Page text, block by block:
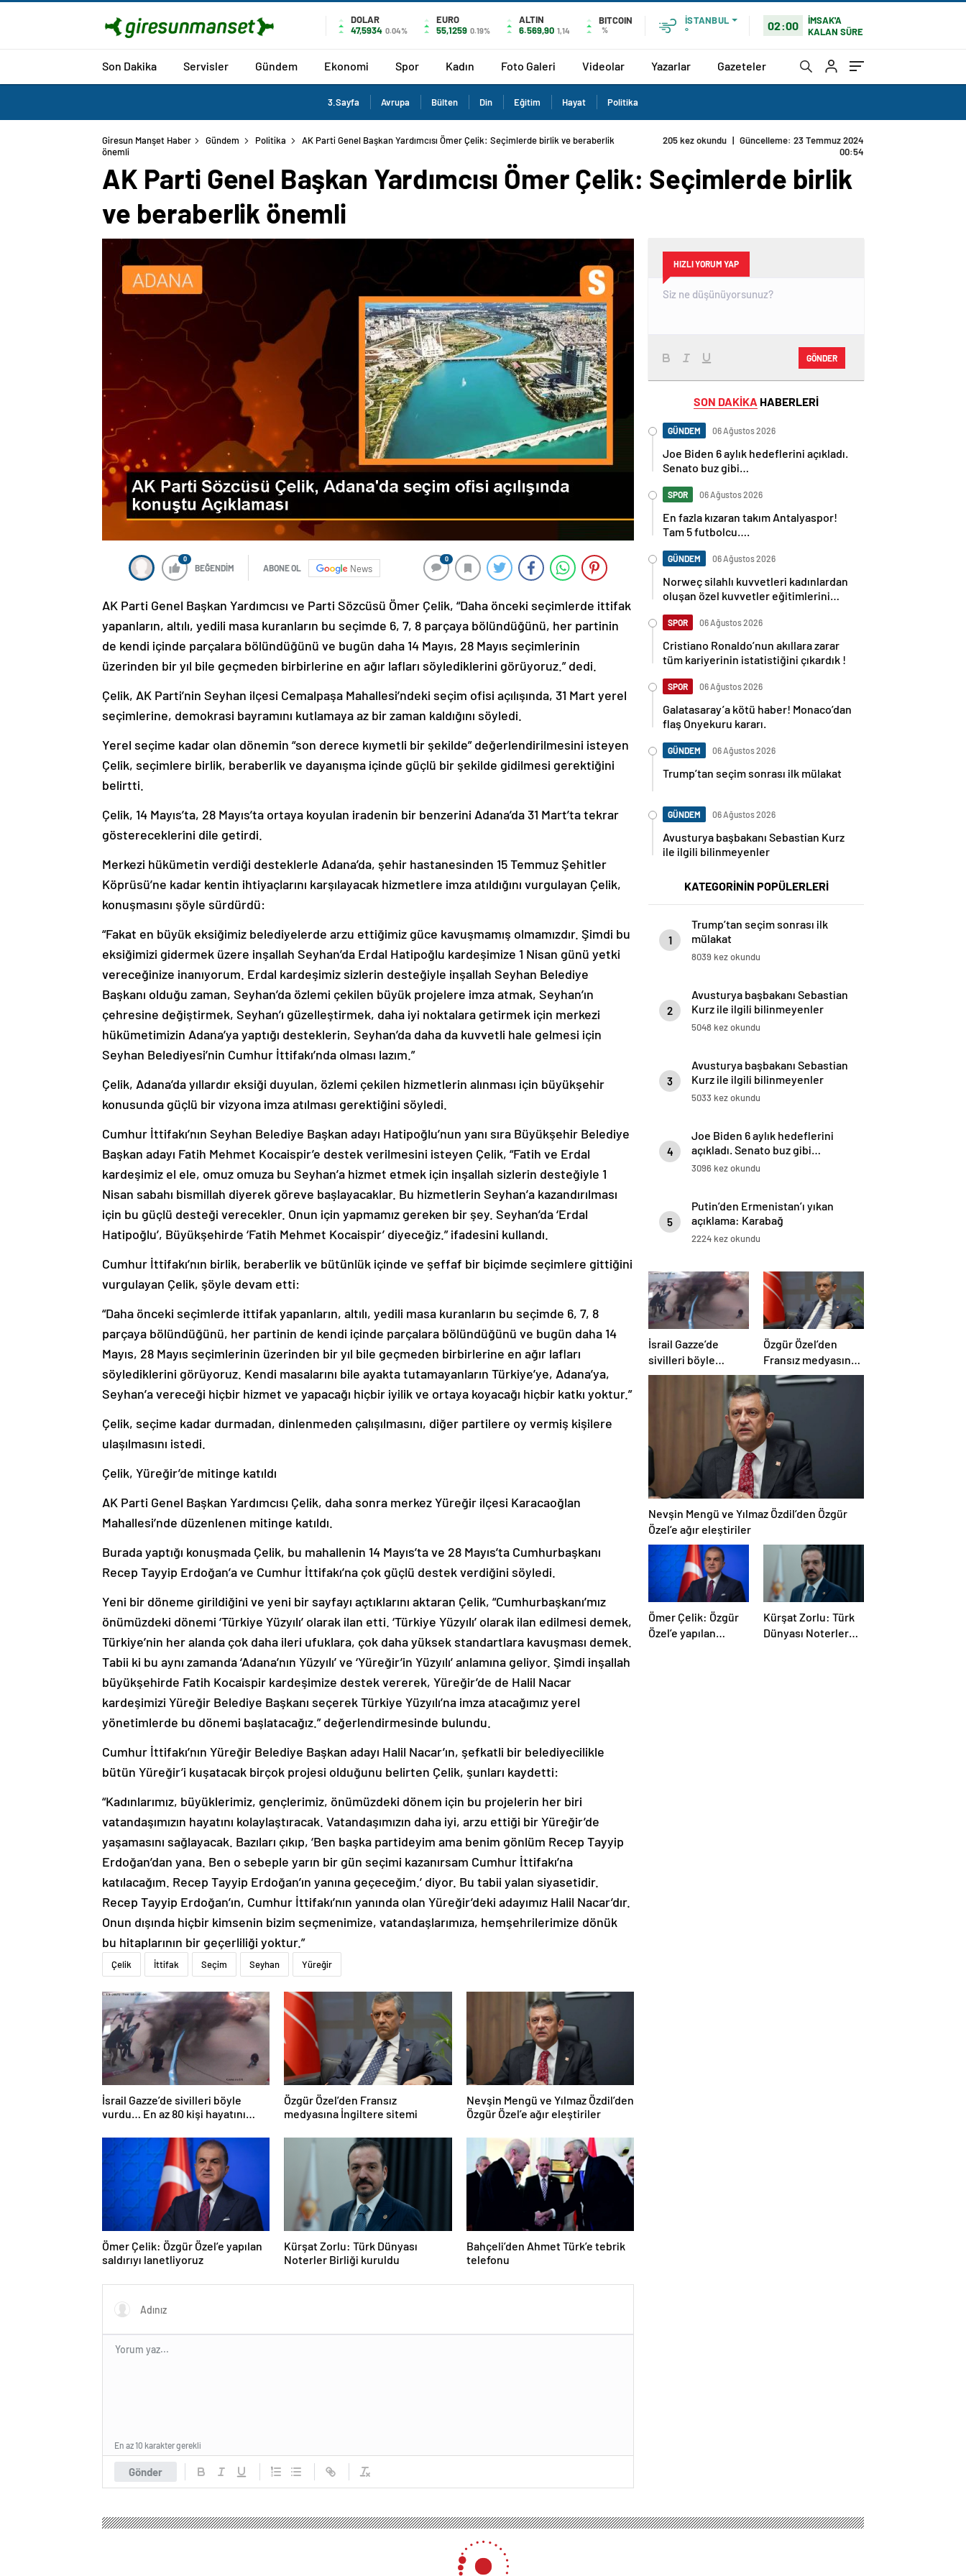
DOLAR
47,5934 0.04%
EURO
55,1259 0.19%
ALTIN
6.569,90 1,14
BITCOIN
%
İSTANBUL
°
02:00
İMSAK'A
KALAN SÜRE
Son Dakika Servisler Gündem Ekonomi Spor Kadın Foto Galeri Videolar Yazarlar Gazeteler
3.Sayfa Avrupa Bülten Din Eğitim Hayat Politika
Giresun Manşet Haber Gündem Politika
AK Parti Genel Başkan Yardımcısı Ömer Çelik: Seçimlerde birlik ve beraberlik
önemli
205 kez okundu | Güncelleme: 23 Temmuz 2024
00:54
AK Parti Genel Başkan Yardımcısı Ömer Çelik: Seçimlerde birlik
ve beraberlik önemli
0
BEĞENDİM ABONE OL News
0
AK Parti Genel Başkan Yardımcısı ve Parti Sözcüsü Ömer Çelik, “Daha önceki seçimlerde ittifak
yapanların, altılı, yedili masa kuranların bu seçimde 6, 7, 8 parçaya bölündüğünü, her partinin
de kendi içinde parçalara bölündüğünü ve bugün daha 14 Mayıs, 28 Mayıs seçimlerinin
üzerinden bir yıl bile geçmeden birbirlerine en ağır lafları söylediklerini görüyoruz.” dedi.
Çelik, AK Parti’nin Seyhan ilçesi Cemalpaşa Mahallesi’ndeki seçim ofisi açılışında, 31 Mart yerel
seçimlerine, demokrasi bayramını kutlamaya az bir zaman kaldığını söyledi.
Yerel seçime kadar olan dönemin “son derece kıymetli bir şekilde” değerlendirilmesini isteyen
Çelik, seçimlere birlik, beraberlik ve dayanışma içinde güçlü bir şekilde gidilmesi gerektiğini
belirtti.
Çelik, 14 Mayıs’ta, 28 Mayıs’ta ortaya koyulan iradenin bir benzerini Adana’da 31 Mart’ta tekrar
göstereceklerini dile getirdi.
Merkezi hükümetin verdiği desteklerle Adana’da, şehir hastanesinden 15 Temmuz Şehitler
Köprüsü’ne kadar kentin ihtiyaçlarını karşılayacak hizmetlere imza atıldığını vurgulayan Çelik,
konuşmasını şöyle sürdürdü:
“Fakat en büyük eksiğimiz belediyelerde arzu ettiğimiz güce kavuşmamış olmamızdır. Şimdi bu
eksiğimizi gidermek üzere inşallah Seyhan’da Erdal Hatipoğlu kardeşimize 1 Nisan günü yetki
vereceğinize inanıyorum. Erdal kardeşimiz sizlerin desteğiyle inşallah Seyhan Belediye
Başkanı olduğu zaman, Seyhan’da özlemi çekilen büyük projelere imza atmak, Seyhan’ın
çehresine değiştirmek, Seyhan’ı güzelleştirmek, daha iyi noktalara getirmek için merkezi
hükümetimizin Adana’ya yaptığı desteklerin, Seyhan’da daha da kuvvetli hale gelmesi için
Seyhan Belediyesi’nin Cumhur İttifakı’nda olması lazım.”
Çelik, Adana’da yıllardır eksiği duyulan, özlemi çekilen hizmetlerin alınması için büyükşehir
konusunda güçlü bir vizyona imza atılması gerektiğini söyledi.
Cumhur İttifakı’nın Seyhan Belediye Başkan adayı Hatipoğlu’nun yanı sıra Büyükşehir Belediye
Başkan adayı Fatih Mehmet Kocaispir’e destek verilmesini isteyen Çelik, “Fatih ve Erdal
kardeşimiz el ele, omuz omuza bu Seyhan’a hizmet etmek için inşallah sizlerin desteğiyle 1
Nisan sabahı bismillah diyerek göreve başlayacaklar. Bu hizmetlerin Seyhan’a kazandırılması
için bu güçlü desteği verecekler. Onun için yapmamız gereken bir şey. Seyhan’da ‘Erdal
Hatipoğlu’, Büyükşehirde ‘Fatih Mehmet Kocaispir’ diyeceğiz.” ifadesini kullandı.
Cumhur İttifakı’nın birlik, beraberlik ve bütünlük içinde ve şeffaf bir biçimde seçimlere gittiğini
vurgulayan Çelik, şöyle devam etti:
“Daha önceki seçimlerde ittifak yapanların, altılı, yedili masa kuranların bu seçimde 6, 7, 8
parçaya bölündüğünü, her partinin de kendi içinde parçalara bölündüğünü ve bugün daha 14
Mayıs, 28 Mayıs seçimlerinin üzerinden bir yıl bile geçmeden birbirlerine en ağır lafları
söylediklerini görüyoruz. Kendi masalarını bile ayakta tutamayanların Türkiye’ye, Adana’ya,
Seyhan’a vereceği hiçbir hizmet ve yapacağı hiçbir iyilik ve ortaya koyacağı hiçbir katkı yoktur.”
Çelik, seçime kadar durmadan, dinlenmeden çalışılmasını, diğer partilere oy vermiş kişilere
ulaşılmasını istedi.
Çelik, Yüreğir’de mitinge katıldı
AK Parti Genel Başkan Yardımcısı Çelik, daha sonra merkez Yüreğir ilçesi Karacaoğlan
Mahallesi’nde düzenlenen mitinge katıldı.
Burada yaptığı konuşmada Çelik, bu mahallenin 14 Mayıs’ta ve 28 Mayıs’ta Cumhurbaşkanı
Recep Tayyip Erdoğan’a ve Cumhur İttifakı’na çok güçlü destek verdiğini söyledi.
Yeni bir döneme girildiğini ve yeni bir sayfayı açtıklarını aktaran Çelik, “Cumhurbaşkanı’mız
önümüzdeki dönemi ‘Türkiye Yüzyılı’ olarak ilan etti. ‘Türkiye Yüzyılı’ olarak ilan edilmesi demek,
Türkiye’nin her alanda çok daha ileri ufuklara, çok daha yüksek standartlara kavuşması demek.
Tabii ki bu aynı zamanda ‘Adana’nın Yüzyılı’ ve ‘Yüreğir’in Yüzyılı’ anlamına geliyor. Şimdi inşallah
büyükşehirde Fatih Kocaispir kardeşimize destek vererek, Yüreğir’de de Halil Nacar
kardeşimizi Yüreğir Belediye Başkanı seçerek Türkiye Yüzyılı’na imza atacağımız yerel
yönetimlerde bu dönemi başlatacağız.” değerlendirmesinde bulundu.
Cumhur İttifakı’nın Yüreğir Belediye Başkan adayı Halil Nacar’ın, şefkatli bir belediyecilikle
bütün Yüreğir’i kuşatacak birçok projesi olduğunu belirten Çelik, şunları kaydetti:
“Kadınlarımız, büyüklerimiz, gençlerimiz, önümüzdeki dönem için bu projelerin her biri
vatandaşımızın hayatını kolaylaştıracak. Vatandaşımızın daha iyi, arzu ettiği bir Yüreğir’de
yaşamasını sağlayacak. Bazıları çıkıp, ‘Ben başka partideyim ama benim gönlüm Recep Tayyip
Erdoğan’dan yana. Ben o sebeple yarın bir gün seçimi kazanırsam Cumhur İttifakı’na
katılacağım. Recep Tayyip Erdoğan’ın yanına geçeceğim.’ diyor. Bu tabii yalan siyasetidir.
Recep Tayyip Erdoğan’ın, Cumhur İttifakı’nın yanında olan Yüreğir’deki adayımız Halil Nacar’dır.
Onun dışında hiçbir kimsenin bizim seçmenimize, vatandaşlarımıza, hemşehrilerimize dönük
bu hitaplarının bir geçerliliği yoktur.”
Çelik İttifak Seçim Seyhan Yüreğir
İsrail Gazze’de sivilleri böyle
vurdu… En az 80 kişi hayatını
Özgür Özel’den Fransız
medyasına İngiltere sitemi
Nevşin Mengü ve Yılmaz Özdil’den
Özgür Özel’e ağır eleştiriler
Ömer Çelik: Özgür Özel’e yapılan
saldırıyı lanetliyoruz
Kürşat Zorlu: Türk Dünyası
Noterler Birliği kuruldu
Bahçeli’den Ahmet Türk’e tebrik
telefonu
Gönder
En az 10 karakter gerekli
HIZLI YORUM YAP
GÖNDER
SON DAKİKA HABERLERİ
GÜNDEM 06 Ağustos 2026
Joe Biden 6 aylık hedeflerini açıkladı.
Senato buz gibi…
SPOR 06 Ağustos 2026
En fazla kızaran takım Antalyaspor!
Tam 5 futbolcu….
GÜNDEM 06 Ağustos 2026
Norweç silahlı kuvvetleri kadınlardan
oluşan özel kuvvetler eğitimlerini
SPOR 06 Ağustos 2026
Cristiano Ronaldo’nun akıllara zarar
tüm kariyerinin istatistiğini çıkardık !
SPOR 06 Ağustos 2026
Galatasaray’a kötü haber! Monaco’dan
flaş Onyekuru kararı.
GÜNDEM 06 Ağustos 2026
Trump’tan seçim sonrası ilk mülakat
GÜNDEM 06 Ağustos 2026
Avusturya başbakanı Sebastian Kurz
ile ilgili bilinmeyenler
KATEGORİNİN POPÜLERLERİ
1
Trump’tan seçim sonrası ilk
mülakat
8039 kez okundu
2
Avusturya başbakanı Sebastian
Kurz ile ilgili bilinmeyenler
5048 kez okundu
3
Avusturya başbakanı Sebastian
Kurz ile ilgili bilinmeyenler
5033 kez okundu
4
Joe Biden 6 aylık hedeflerini
açıkladı. Senato buz gibi…
3096 kez okundu
5
Putin’den Ermenistan’ı yıkan
açıklama: Karabağ
Azerbaycan’ın ayrılmaz bir
2224 kez okundu
İsrail Gazze’de
sivilleri böyle
vurdu… En az 80
Özgür Özel’den
Fransız medyasına
İngiltere sitemi
Nevşin Mengü ve Yılmaz Özdil’den Özgür
Özel’e ağır eleştiriler
Ömer Çelik: Özgür
Özel’e yapılan
Kürşat Zorlu: Türk
Dünyası Noterler